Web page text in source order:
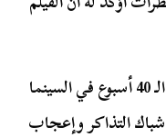
وبعد انتهاء التصوير وعرض الفيلم قرابة الـ 40 أسبوع في السينما
التذاكر وإعجاب